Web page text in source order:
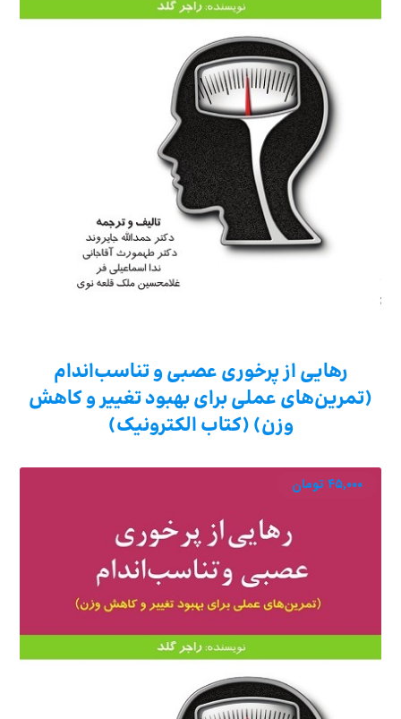
رهایی از پرخوری عصبی و تناسب‌اندام
(تمرین‌های عملی برای بهبود تغییر و کاهش
وزن) (کتاب الکترونیک)
۴۵,۰۰۰ تومان